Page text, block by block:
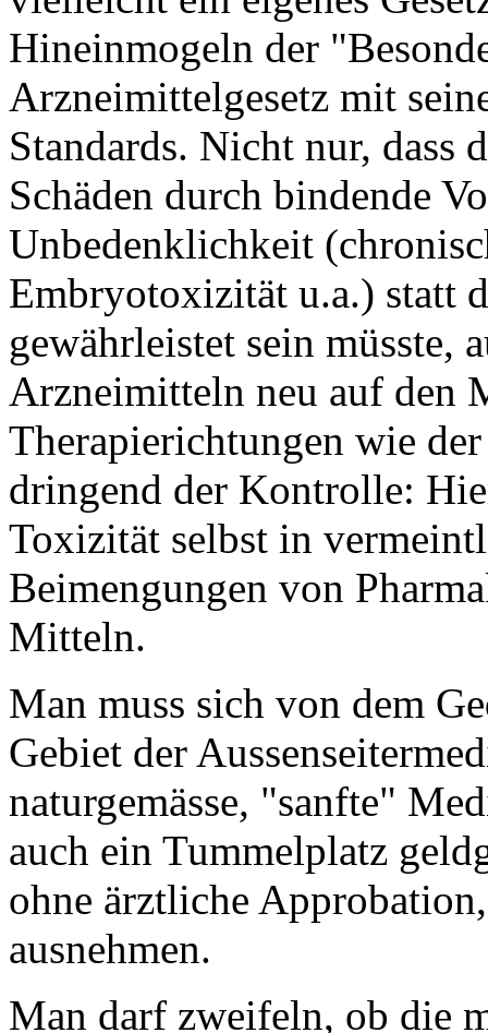
Hineinmogeln der
Arzneimittelgesetz mit
Standards. Nicht nur, dass
Schäden durch bindende
Unbedenklichkeit
Embryotoxizität u.a.) statt
gewährleistet sein müsste,
Arzneimitteln neu auf den
Therapierichtungen wie
dringend der Kontrolle:
Toxizität selbst in
Beimengungen von
Mitteln.
Man muss sich von dem
Gebiet der
naturgemässe, "sanfte"
auch ein Tummelplatz
ohne ärztliche
ausnehmen.
Man darf zweifeln, ob die